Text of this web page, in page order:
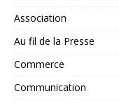
Association
Au fil de la Presse
Commerce
Communication